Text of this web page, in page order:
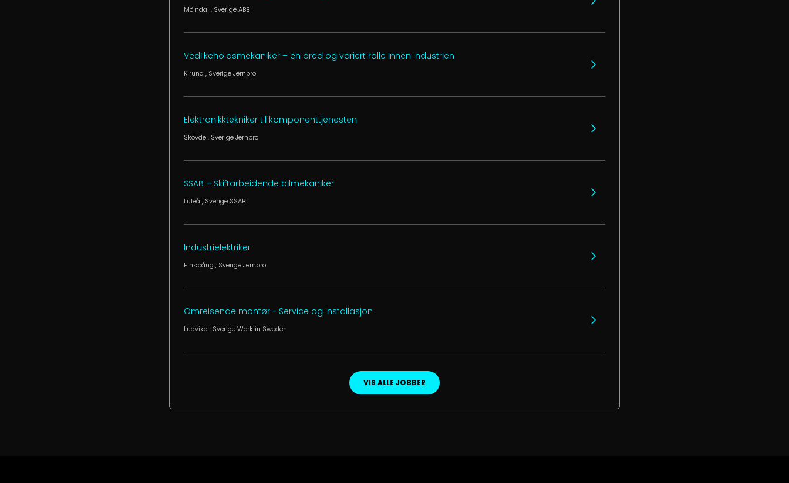
Mölndal , SverigeABB
Vedlikeholdsmekaniker – en bred og variert rolle innen industrien
Kiruna , SverigeJernbro
Elektronikktekniker til komponenttjenesten
Skövde, SverigeJernbro
SSAB – Skiftarbeidende bilmekaniker
Luleå , Sverige SSAB
Industrielektriker
Finspång , SverigeJernbro
Omreisende montør - Service og installasjon
Ludvika , SverigeWork in Sweden
VIS ALLE JOBBER